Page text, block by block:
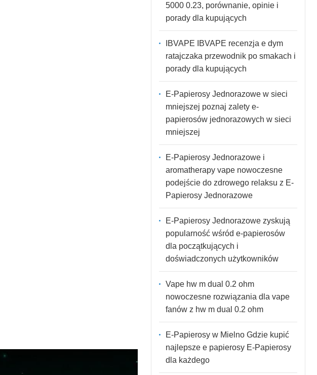
5000 0.23, porównanie, opinie i
porady dla kupujących
IBVAPE IBVAPE recenzja e dym
ratajczaka przewodnik po smakach i
porady dla kupujących
E-Papierosy Jednorazowe w sieci
mniejszej poznaj zalety e-
papierosów jednorazowych w sieci
mniejszej
E-Papierosy Jednorazowe i
aromatherapy vape nowoczesne
podejście do zdrowego relaksu z E-
Papierosy Jednorazowe
E-Papierosy Jednorazowe zyskują
popularność wśród e-papierosów
dla początkujących i
doświadczonych użytkowników
Vape hw m dual 0.2 ohm
nowoczesne rozwiązania dla vape
fanów z hw m dual 0.2 ohm
E-Papierosy w Mielno Gdzie kupić
najlepsze e papierosy E-Papierosy
dla każdego